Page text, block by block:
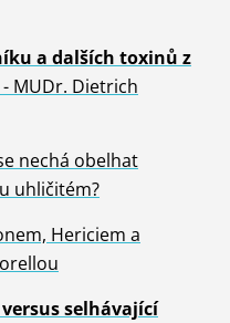
a dalších toxinů z
- MUDr. Dietrich
nechá obelhat
uhličitém?
Hericiem a
selhávající